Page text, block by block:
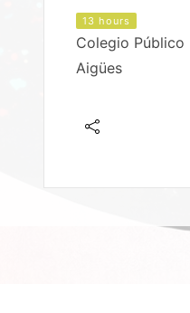
13 hours
Colegio Público
Aigües